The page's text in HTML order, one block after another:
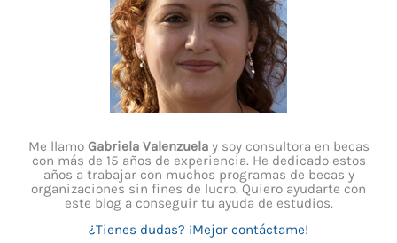
Me llamo Gabriela Valenzuelay soy consultora en becas
con más de 15 años de experiencia. He dedicado estos
años a trabajar con muchos programas de becas y
organizaciones sin fines de lucro. Quiero ayudarte con
este blog a conseguir tu ayuda de estudios.
¿Tienes dudas? ¡Mejor contáctame!